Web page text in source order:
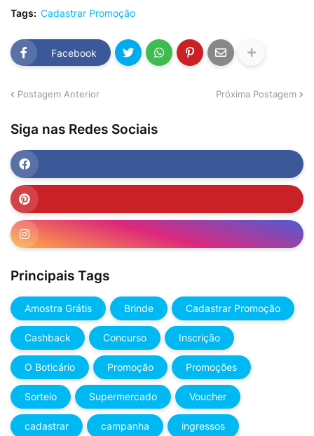
Tags: Cadastrar Promoção
Facebook
Postagem Anterior Próxima Postagem
Siga nas Redes Sociais
Principais Tags
Amostra Grátis Brinde Cadastrar Promoção
Cashback Concurso Inscrição
O Boticário Promoção Promoções
Sorteio Supermercado Voucher
cadastrar campanha ingressos